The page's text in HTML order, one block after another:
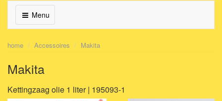
Menu
home Accessoires Makita
Makita
Kettingzaag olie 1 liter | 195093-1